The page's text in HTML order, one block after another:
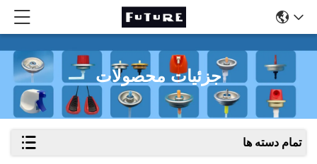
جزئیات محصولات
تمام دسته ها